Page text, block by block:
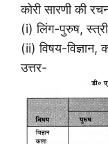
कोरी सारणी की
(i) लिंग-पुरुष, स्त्री
(ii) विषय-विज्ञान,
उत्तर-